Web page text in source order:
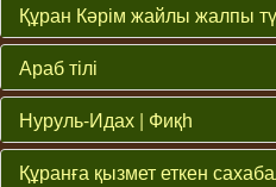
Құран Кәрім жайлы жалпы
Араб тілі
Нуруль-Идах | Фиқһ
Құранға қызмет еткен